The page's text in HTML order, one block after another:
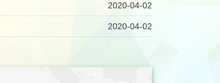
2020-04-02
2020-04-02